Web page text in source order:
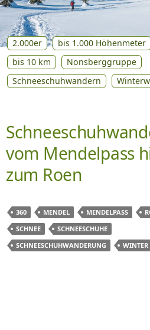
2.000er
bis 1.000 Höhenmeter
bis 10 km
Nonsberggruppe
Schneeschuhwandern
vom Mendelpass
zum Roen
360 MENDEL MENDELPASS
SCHNEE
SCHNEESCHUHE
SCHNEESCHUHWANDERUNG
WINTER